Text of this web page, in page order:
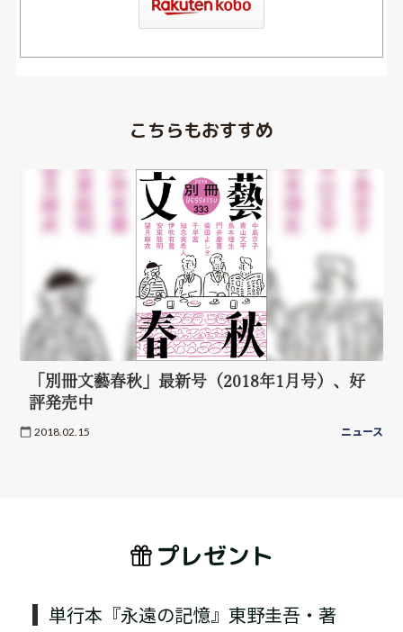
こちらもおすすめ
「別冊文藝春秋」最新号（2018年1月号）、好
評発売中
2018.02.15 ニュース
プレゼント
単行本『永遠の記憶』東野圭吾・著